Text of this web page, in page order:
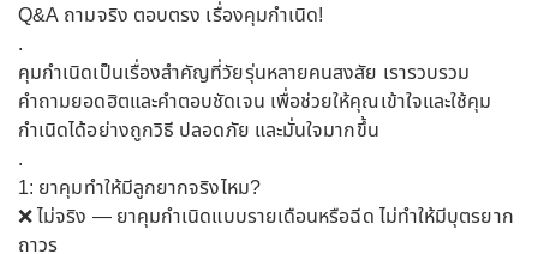
Q&A ถามจริง ตอบตรง เรื่องคุมกำเนิด!
.
คุมกำเนิดเป็นเรื่องสำคัญที่วัยรุ่นหลายคนสงสัย เรารวบรวม
คำถามยอดฮิตและคำตอบชัดเจน เพื่อช่วยให้คุณเข้าใจและใช้คุม
กำเนิดได้อย่างถูกวิธี ปลอดภัย และมั่นใจมากขึ้น
.
1: ยาคุมทำให้มีลูกยากจริงไหม?
❌ ไม่จริง — ยาคุมกำเนิดแบบรายเดือนหรือฉีด ไม่ทำให้มีบุตรยาก
ถาวร